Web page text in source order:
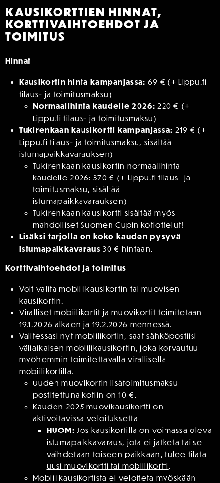
KAUSIKORTTIEN HINNAT,
KORTTIVAIHTOEHDOT JA
TOIMITUS
Hinnat
Kausikortin hinta kampanjassa: 69 € (+ Lippu.fi
tilaus- ja toimitusmaksu)
Normaalihinta kaudelle 2026: 220 € (+
Lippu.fi tilaus- ja toimitusmaksu)
Tukirenkaan kausikortti kampanjassa: 219 € (+
Lippu.fi tilaus- ja toimitusmaksu, sisältää
istumapaikkavarauksen)
Tukirenkaan kausikortin normaalihinta
kaudelle 2026: 370 € (+ Lippu.fi tilaus- ja
toimitusmaksu, sisältää
istumapaikkavarauksen)
Tukirenkaan kausikortti sisältää myös
mahdolliset Suomen Cupin kotiottelut!
Lisäksi tarjolla on koko kauden pysyvä
istumapaikkavaraus30 € hintaan.
Korttivaihtoehdot ja toimitus
Voit valita mobiilikausikortin tai muovisen
kausikortin.
Viralliset mobiilikortit ja muovikortit toimitetaan
19.1.2026 alkaen ja 19.2.2026 mennessä.
Valitessasi nyt mobiilikortin, saat sähköpostiisi
väliaikaisen mobiilikausikortin, joka korvautuu
myöhemmin toimitettavalla virallisella
mobiilikortilla.
Uuden muovikortin lisätoimitusmaksu
postitettuna kotiin on 10 €.
Kauden 2025 muovikausikortti on
aktivoitavissa veloituksetta
HUOM: Jos kausikortilla on voimassa oleva
istumapaikkavaraus, jota ei jatketa tai se
vaihdetaan toiseen paikkaan,tulee tilata
uusi muovikortti tai mobiilikortti .
Mobiilikausikortista ei veloiteta myöskään